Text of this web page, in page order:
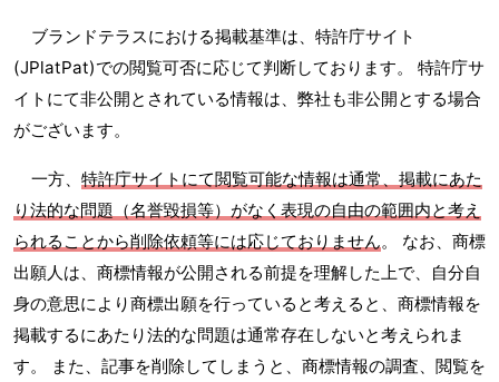
ブランドテラスにおける掲載基準は、特許庁サイト
(JPlatPat)での閲覧可否に応じて判断しております。 特許庁サ
イトにて非公開とされている情報は、弊社も非公開とする場合
がございます。
一方、 特許庁サイトにて閲覧可能な情報は通常、掲載にあた
り法的な問題（名誉毀損等）がなく表現の自由の範囲内と考え
られることから削除依頼等には応じておりません。 なお、商標
出願人は、商標情報が公開される前提を理解した上で、自分自
身の意思により商標出願を行っていると考えると、商標情報を
掲載するにあたり法的な問題は通常存在しないと考えられま
す。 また、記事を削除してしまうと、商標情報の調査、閲覧を